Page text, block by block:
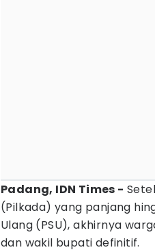
Padang, IDN Times -
(Pilkada) yang panjang
Ulang (PSU), akhirnya
dan wakil bupati definitif.